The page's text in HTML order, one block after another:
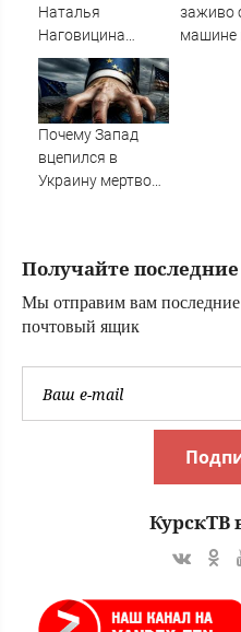
Наталья
Наговицина
застряла на Пике
Победы в
Киргизии: что
известно о
спасение, может
заживо
машине
Почему Запад
вцепился в
Украину мертвой
политолога. Его
Получайте
Мы отправим вам
почтовый ящик
КурскТВ